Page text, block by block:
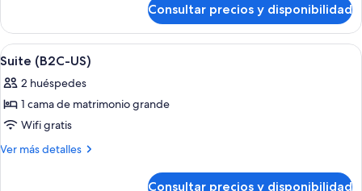
View,
B2C-
US)
junior
(Tropical
View,
US)
Consultar precios y disponibilidad
Abrir
todas
las
fotos
de
Suite
Habitación de hotel con cama,
4
Suite (B2C-US)
2 huéspedes
1 cama de matrimonio grande
Wifi gratis
Ver más detalles
Más
Consultar precios y disponibilidad